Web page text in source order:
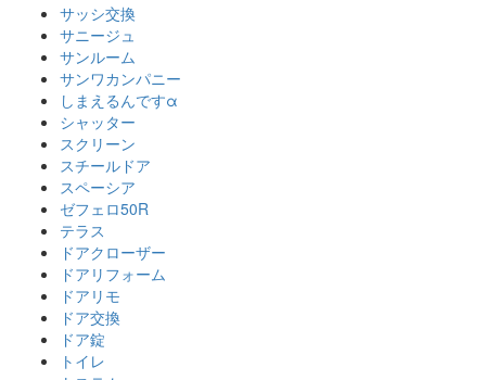
サッシ交換
サニージュ
サンルーム
サンワカンパニー
しまえるんですα
シャッター
スクリーン
スチールドア
スペーシア
ゼフェロ50R
テラス
ドアクローザー
ドアリフォーム
ドアリモ
ドア交換
ドア錠
トイレ